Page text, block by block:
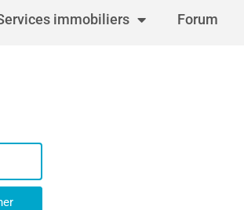
immobiliers Forum